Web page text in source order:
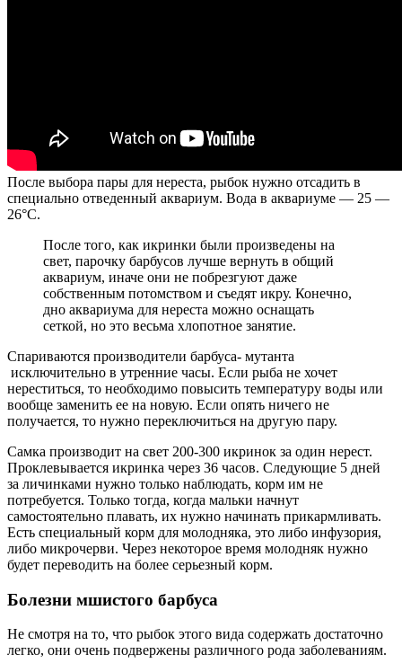
После выбора пары для нереста, рыбок нужно отсадить в
специально отведенный аквариум. Вода в аквариуме — 25 —
26°С.
После того, как икринки были произведены на
свет, парочку барбусов лучше вернуть в общий
аквариум, иначе они не побрезгуют даже
собственным потомством и съедят икру. Конечно,
дно аквариума для нереста можно оснащать
сеткой, но это весьма хлопотное занятие.
Спариваются производители барбуса- мутанта
исключительно в утренние часы. Если рыба не хочет
нереститься, то необходимо повысить температуру воды или
вообще заменить ее на новую. Если опять ничего не
получается, то нужно переключиться на другую пару.
Самка производит на свет 200-300 икринок за один нерест.
Проклевывается икринка через 36 часов. Следующие 5 дней
за личинками нужно только наблюдать, корм им не
потребуется. Только тогда, когда мальки начнут
самостоятельно плавать, их нужно начинать прикармливать.
Есть специальный корм для молодняка, это либо инфузория,
либо микрочерви. Через некоторое время молодняк нужно
будет переводить на более серьезный корм.
Болезни мшистого барбуса
Не смотря на то, что рыбок этого вида содержать достаточно
легко, они очень подвержены различного рода заболеваниям.